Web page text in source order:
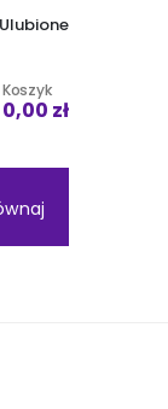
Ulubione
Koszyk
0,00 zł